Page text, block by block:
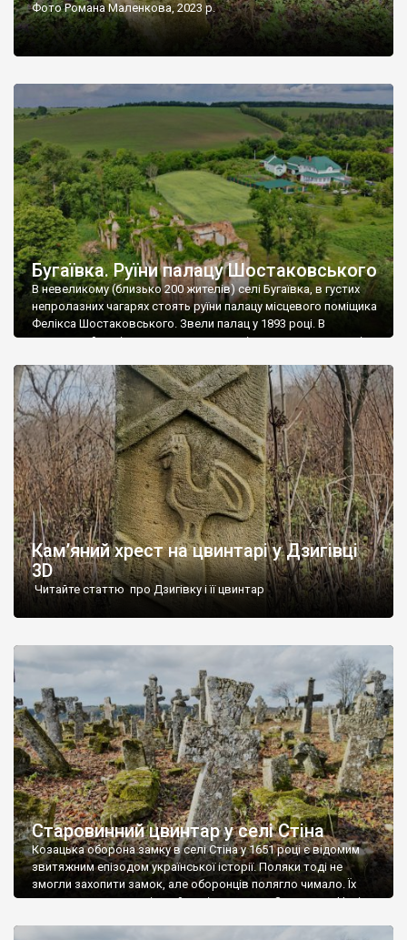
Фото Романа Маленкова, 2023 р.
Бугаївка. Руїни палацу Шостаковського
В невеликому (близько 200 жителів) селі Бугаївка, в густих
непролазних чагарях стоять руїни палацу місцевого поміщика
Фелікса Шостаковського. Звели палац у 1893 році. В
радянський період у ньому спочатку містилася школа, потім
століття тут розмістили туберкульозну лікарню. Коли із
палацу виїхала лікарня – ми точно не […]
Кам’яний хрест на цвинтарі у Дзигівці
3D
Читайте статтю про Дзигівку і її цвинтар
Старовинний цвинтар у селі Стіна
Козацька оборона замку в селі Стіна у 1651 році є відомим
звитяжним епізодом української історії. Поляки тоді не
змогли захопити замок, але оборонців полягло чимало. Їх
поховали на цвинтарі, який тоді називався Замковим. Нині на
ньому чимало хрестів 19 століття, є такі, де епітафії стер […]